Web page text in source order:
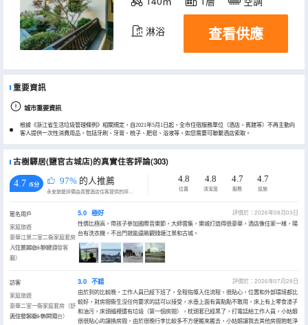
淋浴 查看供應
重要資訊
城市重要資訊
根據《浙江省生活垃圾管理條例》相關規定，自2021年5月1日起，全市住宿服務單位（酒店、賓館等）不再主動向
客人提供一次性消費用品，包括牙刷、牙膏、梳子、肥皂、浴液等。如您需要可聯繫酒店索取。
古樹驛居(鹽官古城店)的真實住客評論(303)
4.7 /5分 97% 的人推薦
永安旅遊評價由真實酒店住客提供的評價。
4.8
位置
4.8
清潔度
4.7
服務
4.7
設施
匿名用戶
家庭旅遊
豪華江景二室二衞家庭套房
（江景陽台+舒適沙發客
廳）
入住於2026年07月
5.0 極好
評價於：2026年08月03日
性價比極高，帶孩子參加國際音樂節，大師雲集，樂城打造得很豪華，酒店像住家一樣，陽
台有洗衣機，不出門就能遠眺觀錢塘江景和古城。
訪客
家庭旅遊
豪華二室一衞家庭套房（舒
適沙發客廳+休閑陽台）
入住於2026年07月
3.0 不錯
評價於：2026年07月28日
由於到的比較晚，工作人員已經下班了，全程指導入住流程，很貼心，位置和外部環境都比
較好，對房間衞生沒任何要求的話可以接受，水壺上面有黃點點不敢用，床上有上零食渣子
和油污，床頭縫裡還有垃圾（第一個房間），枕頭套已經黑了，打電話給工作人員，小姑娘
很很貼心的讓換房間，由於很晚行李比較多不方便搬來搬去，小姑娘讓我去其他房間抱乾淨